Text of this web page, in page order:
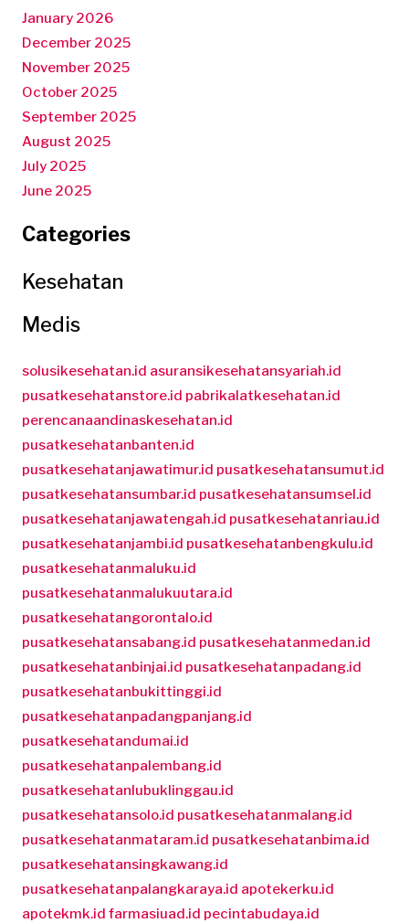
January 2026
December 2025
November 2025
October 2025
September 2025
August 2025
July 2025
June 2025
Categories
Kesehatan
Medis
solusikesehatan.id asuransikesehatansyariah.id
pusatkesehatanstore.id pabrikalatkesehatan.id
perencanaandinaskesehatan.id
pusatkesehatanbanten.id
pusatkesehatanjawatimur.id pusatkesehatansumut.id
pusatkesehatansumbar.id pusatkesehatansumsel.id
pusatkesehatanjawatengah.id pusatkesehatanriau.id
pusatkesehatanjambi.id pusatkesehatanbengkulu.id
pusatkesehatanmaluku.id
pusatkesehatanmalukuutara.id
pusatkesehatangorontalo.id
pusatkesehatansabang.id pusatkesehatanmedan.id
pusatkesehatanbinjai.id pusatkesehatanpadang.id
pusatkesehatanbukittinggi.id
pusatkesehatanpadangpanjang.id
pusatkesehatandumai.id
pusatkesehatanpalembang.id
pusatkesehatanlubuklinggau.id
pusatkesehatansolo.id pusatkesehatanmalang.id
pusatkesehatanmataram.id pusatkesehatanbima.id
pusatkesehatansingkawang.id
pusatkesehatanpalangkaraya.id apotekerku.id
apotekmk.id farmasiuad.id pecintabudaya.id